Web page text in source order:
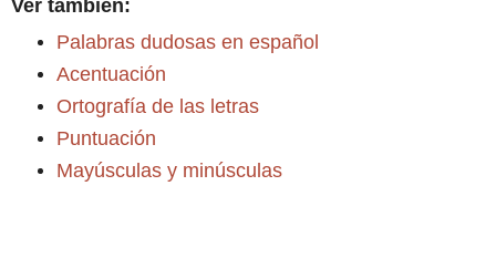
Ver también:
Palabras dudosas en español
Acentuación
Ortografía de las letras
Puntuación
Mayúsculas y minúsculas